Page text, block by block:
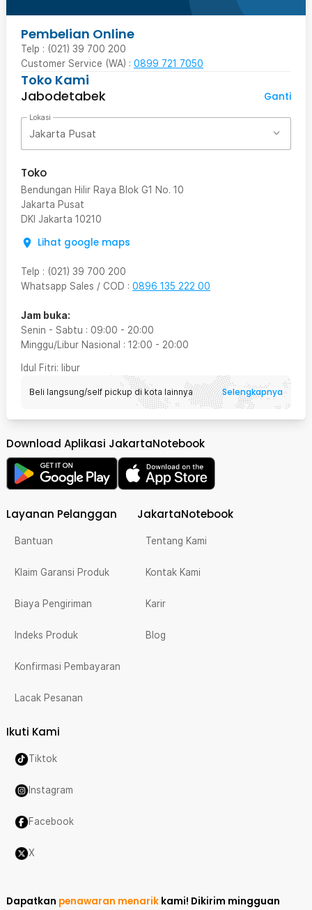
Pembelian Online
Telp : (021) 39 700 200
Customer Service (WA) : 0899 721 7050
Toko Kami
Jabodetabek
Ganti
Lokasi
Jakarta Pusat
Toko
Bendungan Hilir Raya Blok G1 No. 10
Jakarta Pusat
DKI Jakarta 10210
Lihat google maps
Telp : (021) 39 700 200
Whatsapp Sales / COD : 0896 135 222 00
Jam buka:
Senin - Sabtu : 09:00 - 20:00
Minggu/Libur Nasional : 12:00 - 20:00
Idul Fitri: libur
Beli langsung/self pickup di kota lainnya Selengkapnya
Download Aplikasi JakartaNotebook
Layanan Pelanggan
Bantuan
Klaim Garansi Produk
Biaya Pengiriman
Indeks Produk
Konfirmasi Pembayaran
Lacak Pesanan
JakartaNotebook
Tentang Kami
Kontak Kami
Karir
Blog
Ikuti Kami
Tiktok
Instagram
Facebook
X
Dapatkan penawaran menarik kami! Dikirim mingguan